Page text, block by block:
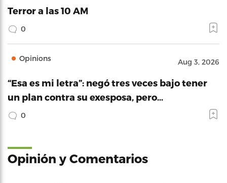
Terror a las 10 AM
0
Opinions Aug 3, 2026
“Esa es mi letra”: negó tres veces bajo tener
un plan contra su exesposa, pero…
0
Opinión y Comentarios